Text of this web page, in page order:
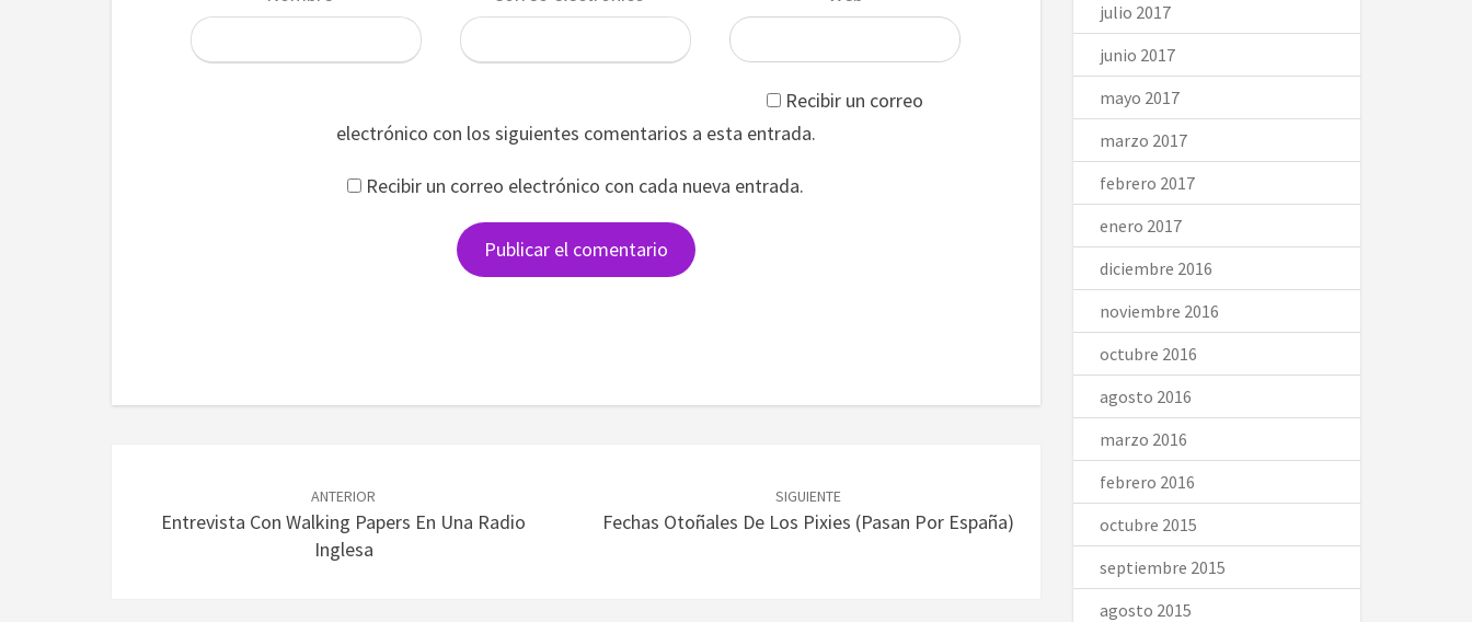
Recibir un correo
electrónico con los siguientes comentarios a esta entrada.
Recibir un correo electrónico con cada nueva entrada.
entradas
ANTERIOR
Entrevista Con Walking Papers En Una Radio
Inglesa
SIGUIENTE
Fechas Otoñales De Los Pixies (pasan Por España)
julio 2017
junio 2017
mayo 2017
marzo 2017
febrero 2017
enero 2017
diciembre 2016
noviembre 2016
octubre 2016
agosto 2016
marzo 2016
febrero 2016
octubre 2015
septiembre 2015
agosto 2015